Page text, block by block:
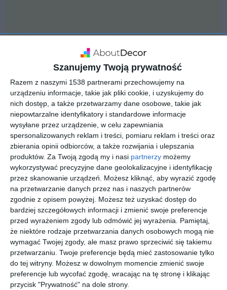
Szanujemy Twoją prywatność
Razem z naszymi 1538 partnerami przechowujemy na
urządzeniu informacje, takie jak pliki cookie, i uzyskujemy do
nich dostęp, a także przetwarzamy dane osobowe, takie jak
niepowtarzalne identyfikatory i standardowe informacje
wysyłane przez urządzenie, w celu zapewniania
spersonalizowanych reklam i treści, pomiaru reklam i treści oraz
zbierania opinii odbiorców, a także rozwijania i ulepszania
produktów. Za Twoją zgodą my i nasi partnerzy możemy
wykorzystywać precyzyjne dane geolokalizacyjne i identyfikację
przez skanowanie urządzeń. Możesz kliknąć, aby wyrazić zgodę
na przetwarzanie danych przez nas i naszych partnerów
zgodnie z opisem powyżej. Możesz też uzyskać dostęp do
bardziej szczegółowych informacji i zmienić swoje preferencje
przed wyrażeniem zgody lub odmówić jej wyrażenia. Pamiętaj,
że niektóre rodzaje przetwarzania danych osobowych mogą nie
wymagać Twojej zgody, ale masz prawo sprzeciwić się takiemu
przetwarzaniu. Twoje preferencje będą mieć zastosowanie tylko
do tej witryny. Możesz w dowolnym momencie zmienić swoje
preferencje lub wycofać zgodę, wracając na tę stronę i klikając
przycisk "Prywatność" na dole strony.
PROJEKT
Salon w stylu glamour z
tapicerowanym
narożnikiem w kolorze
żółtym
Salon w stylu glamour z tapicerowanym narożnikiem w
kolorze żółtym firmy Kler- model Libretto.
POKAŻ WIĘCEJ
AUTOR:Kler